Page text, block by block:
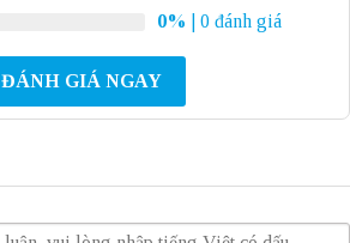
0% | 0 đánh giá
ĐÁNH GIÁ NGAY